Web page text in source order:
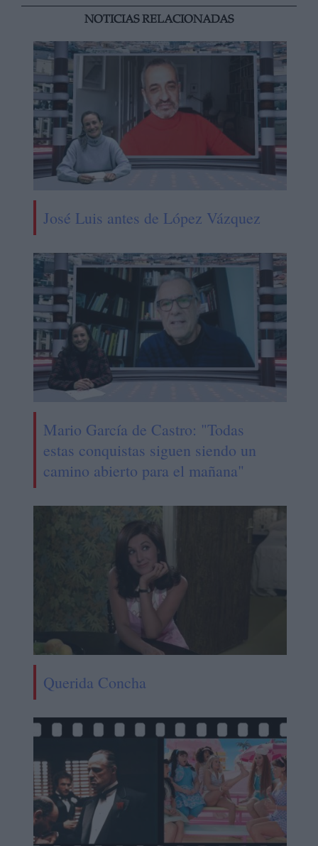
NOTICIAS RELACIONADAS
José Luis antes de López Vázquez
Mario García de Castro: "Todas
estas conquistas siguen siendo un
camino abierto para el mañana"
Querida Concha